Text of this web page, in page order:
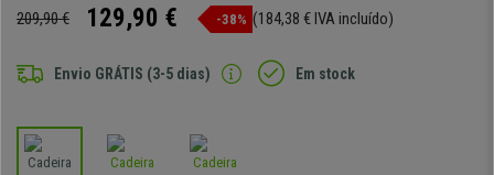
209,90 € 129,90 € -38% (184,38 € IVA incluído)
Envio GRÁTIS (3-5 dias) Em stock